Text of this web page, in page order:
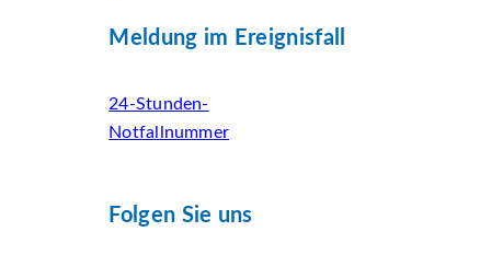
Meldung im Ereignisfall
24-Stunden-
Notfallnummer
Folgen Sie uns